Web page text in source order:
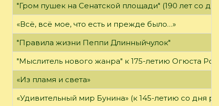
"Гром пушек на Сенатской площади" (190 лет со
«Всё, всё мое, что есть и прежде было…»
"Правила жизни Пеппи Длинныйчулок"
"Мыслитель нового жанра" к 175-летию Огюста
«Из пламя и света»
«Удивительный мир Бунина» (к 145-летию со дня